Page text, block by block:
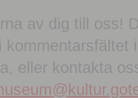
av dig till oss!
kommentarsfältet
eller kontakta